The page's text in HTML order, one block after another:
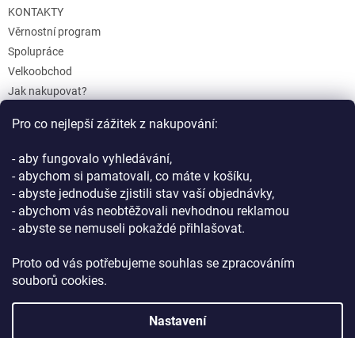
Pro co nejlepší zážitek z nakupování:
- aby fungovalo vyhledávání,
- abychom si pamatovali, co máte v košíku,
- abyste jednoduše zjistili stav vaší objednávky,
- abychom vás neobtěžovali nevhodnou reklamou
- abyste se nemuseli pokaždé přihlašovat.
Proto od vás potřebujeme souhlas se zpracováním
souborů cookies.
Nastavení
KONTAKTY
Věrnostní program
Spolupráce
Velkoobchod
Jak nakupovat?
Reklamace a Vrácení
Obchodní podmínky
Podmínky ochrany osobních údajů